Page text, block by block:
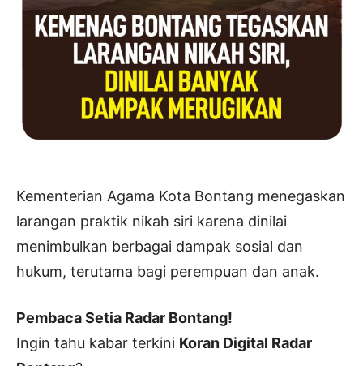
Kementerian Agama Kota Bontang menegaskan
larangan praktik nikah siri karena dinilai
menimbulkan berbagai dampak sosial dan
hukum, terutama bagi perempuan dan anak.
Pembaca Setia Radar Bontang!
Ingin tahu kabar terkini Koran Digital Radar